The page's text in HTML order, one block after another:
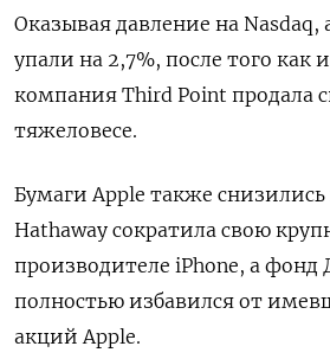
Оказывая давление на Nasdaq,
упали на 2,7%, после того как
компания Third Point продала
тяжеловесе.
Бумаги Apple также снизились
Hathaway сократила свою
производителе iPhone, а фонд
полностью избавился от
акций Apple.